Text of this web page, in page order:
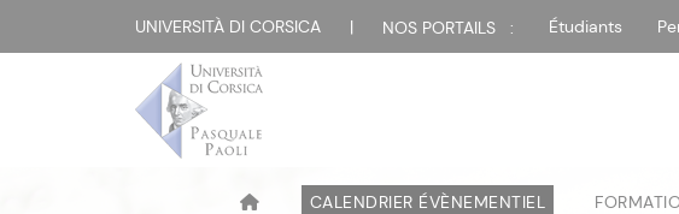
UNIVERSITÀ DI CORSICA | NOS PORTAILS : Étudiants
CALENDRIER ÉVÈNEMENTIEL